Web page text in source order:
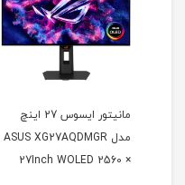
مانیتور ایسوس 27 اینچ
مدل ASUS XG27AQDMGR
27Inch WOLED 2560 ×